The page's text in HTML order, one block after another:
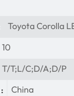
Toyota Corolla
10
T/T;L/C;D/A;D/P
China